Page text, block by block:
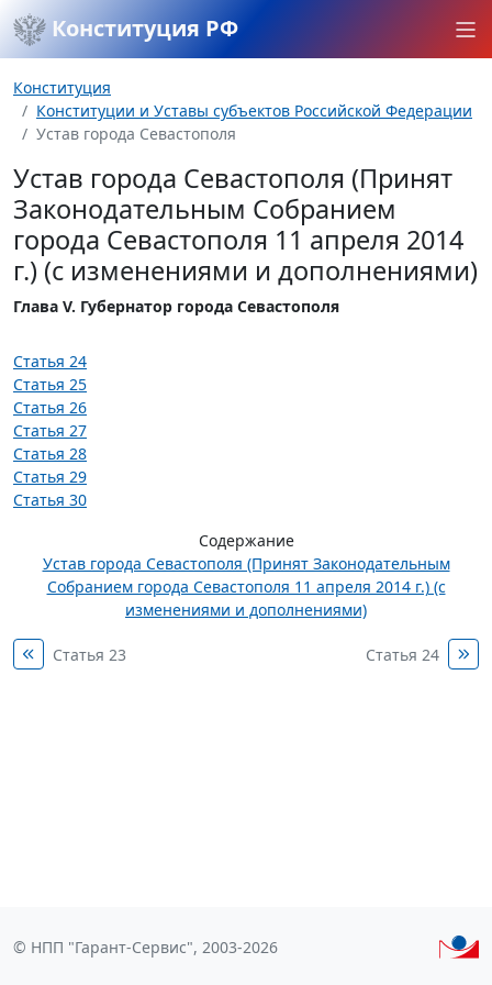
Конституция РФ
Конституция
Конституции и Уставы субъектов Российской Федерации
Устав города Севастополя
Устав города Севастополя (Принят
Законодательным Собранием
города Севастополя 11 апреля 2014
г.) (с изменениями и дополнениями)
Глава V. Губернатор города Севастополя
Статья 24
Статья 25
Статья 26
Статья 27
Статья 28
Статья 29
Статья 30
Содержание
Устав города Севастополя (Принят Законодательным
Собранием города Севастополя 11 апреля 2014 г.) (с
изменениями и дополнениями)
Статья 23 Статья 24
© НПП "Гарант-Сервис", 2003-2026